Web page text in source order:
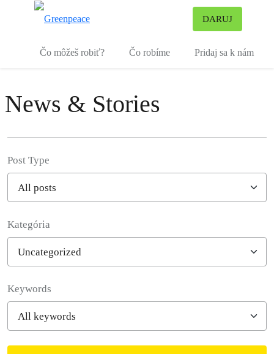
DARUJ
Čo môžeš robiť? Čo robíme Pridaj sa k nám
News & Stories
Post Type
Kategória
Keywords